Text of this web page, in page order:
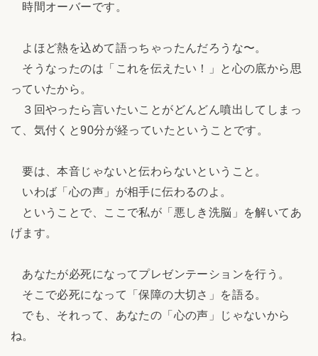
時間オーバーです。
よほど熱を込めて語っちゃったんだろうな〜。
そうなったのは「これを伝えたい！」と心の底から思
っていたから。
３回やったら言いたいことがどんどん噴出してしまっ
て、気付くと90分が経っていたということです。
要は、本音じゃないと伝わらないということ。
いわば「心の声」が相手に伝わるのよ。
ということで、ここで私が「悪しき洗脳」を解いてあ
げます。
あなたが必死になってプレゼンテーションを行う。
そこで必死になって「保障の大切さ」を語る。
でも、それって、あなたの「心の声」じゃないから
ね。